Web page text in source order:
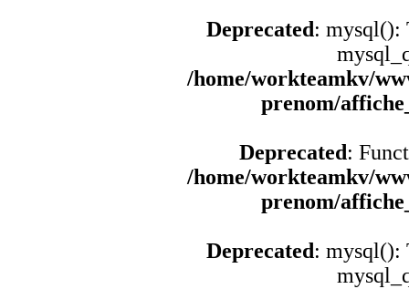
Deprecated: mysql():
/home/workteamkv/
prenom/
Deprecated:
/home/workteamkv/
prenom/
Deprecated: mysql():